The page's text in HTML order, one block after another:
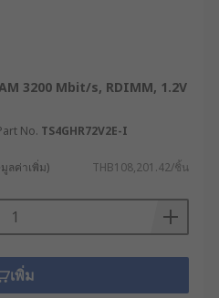
3200 Mbit/s, RDIMM, 1.2V
No. TS4GHR72V2E-I
ลค่าเพิ่ม) THB108,201.42/ชิ้น
เพิ่ม